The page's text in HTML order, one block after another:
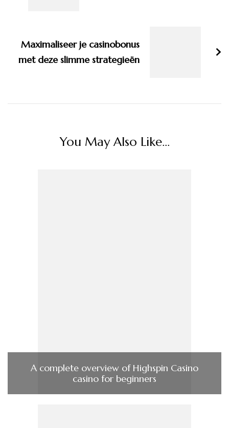
Maximaliseer je casinobonus
met deze slimme strategieën
You May Also Like...
A complete overview of Highspin Casino
casino for beginners